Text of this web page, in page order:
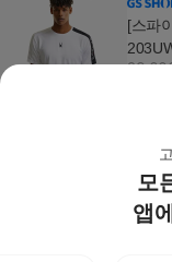
모
앱
[스파
[스파